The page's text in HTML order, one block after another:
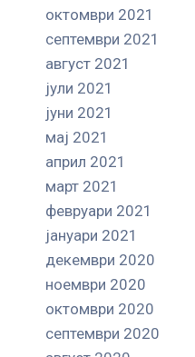
октомври 2021
септември 2021
август 2021
јули 2021
јуни 2021
мај 2021
април 2021
март 2021
февруари 2021
јануари 2021
декември 2020
ноември 2020
октомври 2020
септември 2020